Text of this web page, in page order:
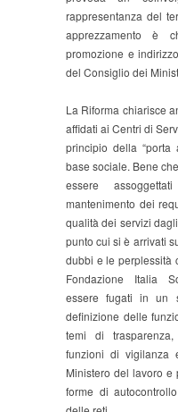
rappresentanza del
apprezzamento è
promozione e
del Consiglio dei
La Riforma chiarisce
affidati ai Centri di
principio della “porta
base sociale. Bene
essere
mantenimento dei
qualità dei servizi
punto cui si è arrivati
dubbi e le perplessità
Fondazione Italia
essere fugati in un
definizione delle
temi di
funzioni di vigilanza
Ministero del lavoro e
forme di